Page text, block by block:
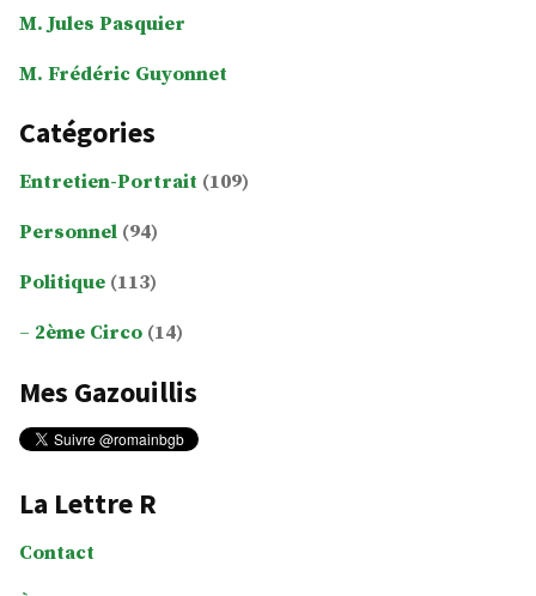
M. Jules Pasquier
M. Frédéric Guyonnet
Catégories
Entretien-Portrait (109)
Personnel (94)
Politique (113)
2ème Circo (14)
Mes Gazouillis
La Lettre R
Contact